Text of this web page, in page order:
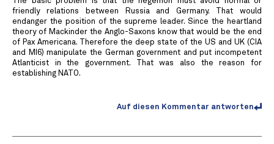
friendly relations between Russia and Germany. That would
endanger the position of the supreme leader. Since the heartland
theory of Mackinder the Anglo-Saxons know that would be the end
of Pax Americana. Therefore the deep state of the US and UK (CIA
and MI6) manipulate the German government and put incompetent
Atlanticist in the government. That was also the reason for
establishing NATO.
Auf diesen Kommentar antworten